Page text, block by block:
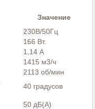
Значение
230В/50Гц
166 Вт.
1,14 А
1415 м3/ч
2113 об/мин
40 градусов
50 дБ(А)